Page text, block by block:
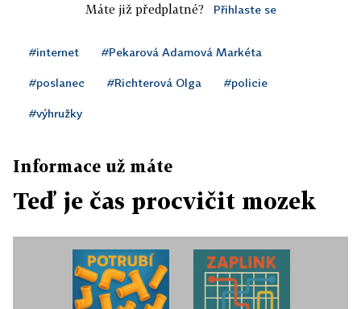
Máte již předplatné? Přihlaste se
#internet #Pekarová Adamová Markéta
#poslanec #Richterová Olga #policie
#výhružky
Informace už máte
Teď je čas procvičit mozek